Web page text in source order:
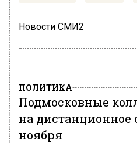
Новости СМИ2
ПОЛИТИКА
Подмосковные
на дистанционное
ноября